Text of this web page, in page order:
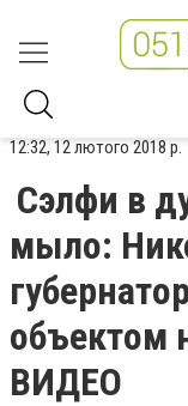
12:32, 12 лютого 2018 р.
Сэлфи в
мыло:
объектом
ВИДЕО